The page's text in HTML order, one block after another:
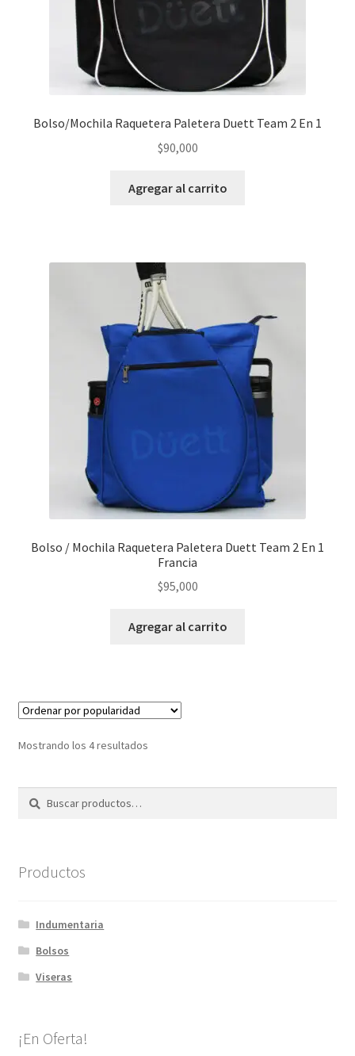
Bolso/Mochila Raquetera Paletera Duett Team 2 En 1
$90,000
Agregar al carrito
Bolso / Mochila Raquetera Paletera Duett Team 2 En 1
Francia
$95,000
Agregar al carrito
Mostrando los 4 resultadosOrdenado
Buscar
Buscar
Productos
Indumentaria
Bolsos
Viseras
¡En Oferta!